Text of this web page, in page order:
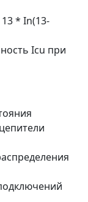
* In(13-
Icu при